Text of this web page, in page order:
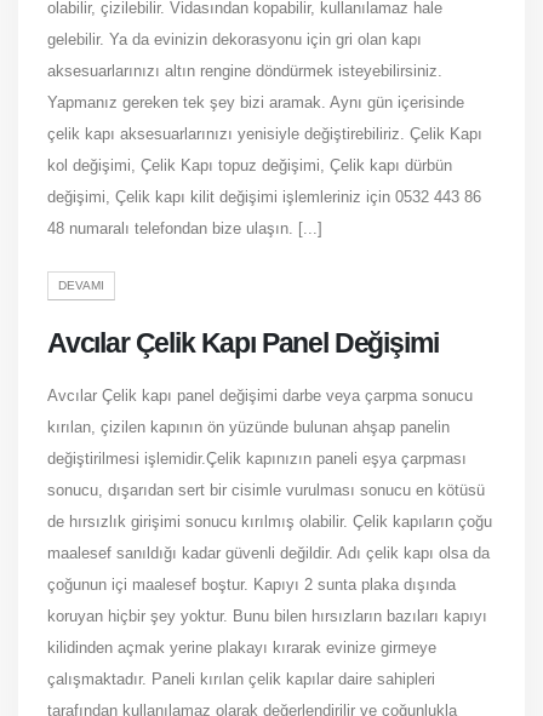
olabilir, çizilebilir. Vidasından kopabilir, kullanılamaz hale
gelebilir. Ya da evinizin dekorasyonu için gri olan kapı
aksesuarlarınızı altın rengine döndürmek isteyebilirsiniz.
Yapmanız gereken tek şey bizi aramak. Aynı gün içerisinde
çelik kapı aksesuarlarınızı yenisiyle değiştirebiliriz. Çelik Kapı
kol değişimi, Çelik Kapı topuz değişimi, Çelik kapı dürbün
değişimi, Çelik kapı kilit değişimi işlemleriniz için 0532 443 86
48 numaralı telefondan bize ulaşın. [...]
DEVAMI
Avcılar Çelik Kapı Panel Değişimi
Avcılar Çelik kapı panel değişimi darbe veya çarpma sonucu
kırılan, çizilen kapının ön yüzünde bulunan ahşap panelin
değiştirilmesi işlemidir.Çelik kapınızın paneli eşya çarpması
sonucu, dışarıdan sert bir cisimle vurulması sonucu en kötüsü
de hırsızlık girişimi sonucu kırılmış olabilir. Çelik kapıların çoğu
maalesef sanıldığı kadar güvenli değildir. Adı çelik kapı olsa da
çoğunun içi maalesef boştur. Kapıyı 2 sunta plaka dışında
koruyan hiçbir şey yoktur. Bunu bilen hırsızların bazıları kapıyı
kilidinden açmak yerine plakayı kırarak evinize girmeye
çalışmaktadır. Paneli kırılan çelik kapılar daire sahipleri
tarafından kullanılamaz olarak değerlendirilir ve çoğunlukla